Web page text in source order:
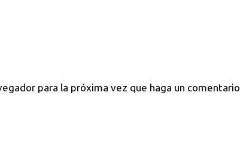
para la próxima vez que haga un comentario.